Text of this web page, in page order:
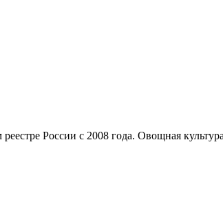
России с 2008 года. Овощная